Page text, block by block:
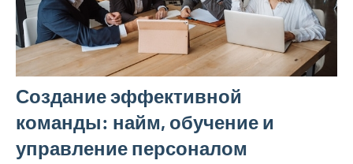
Создание эффективной
команды: найм, обучение и
управление персоналом